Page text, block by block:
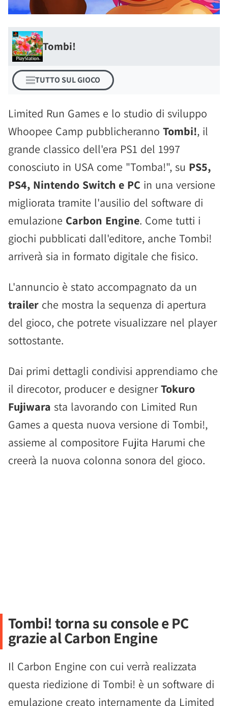
Tombi!
TUTTO SUL GIOCO
Limited Run Games e lo studio di sviluppo
Whoopee Camp pubblicheranno Tombi!, il
grande classico dell'era PS1 del 1997
conosciuto in USA come "Tomba!", su PS5,
PS4, Nintendo Switch e PC in una versione
migliorata tramite l'ausilio del software di
emulazione Carbon Engine. Come tutti i
giochi pubblicati dall'editore, anche Tombi!
arriverà sia in formato digitale che fisico.
L'annuncio è stato accompagnato da un
trailer che mostra la sequenza di apertura
del gioco, che potrete visualizzare nel player
sottostante.
Dai primi dettagli condivisi apprendiamo che
il direcotor, producer e designerTokuro
Fujiwara sta lavorando con Limited Run
Games a questa nuova versione di Tombi!,
assieme al compositore Fujita Harumi che
creerà la nuova colonna sonora del gioco.
Tombi! torna su console e PC
grazie al Carbon Engine
Il Carbon Engine con cui verrà realizzata
questa riedizione di Tombi! è un software di
emulazione creato internamente da Limited